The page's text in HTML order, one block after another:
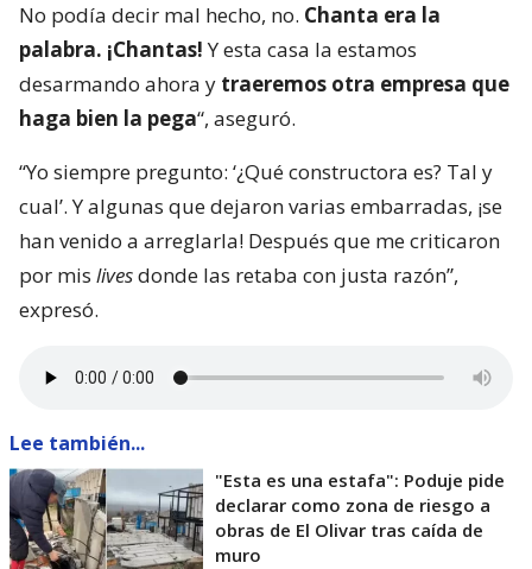
No podía decir mal hecho, no. Chanta era la
palabra. ¡Chantas!Y esta casa la estamos
desarmando ahora y traeremos otra empresa que
haga bien la pega“, aseguró.
“Yo siempre pregunto: ‘¿Qué constructora es? Tal y
cual’. Y algunas que dejaron varias embarradas, ¡se
han venido a arreglarla! Después que me criticaron
por mis livesdonde las retaba con justa razón”,
expresó.
Lee también...
"Esta es una estafa": Poduje pide
declarar como zona de riesgo a
obras de El Olivar tras caída de
muro